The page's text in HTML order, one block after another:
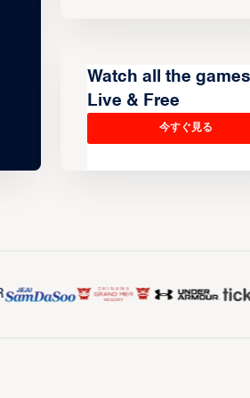
Watch all the
Live & Free
今すぐ見る